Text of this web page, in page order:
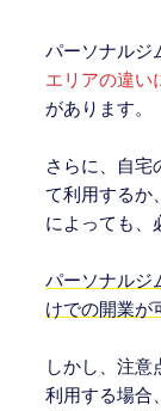
パーソナルジ
エリアの違い
があります。
さらに、自宅
て利用するか
によっても、
パーソナルジ
けでの開業が
しかし、注意
利用する場合